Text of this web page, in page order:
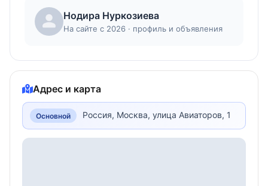
Нодира Нуркозиева
На сайте с 2026 · профиль и объявления
Адрес и карта
Основной Россия, Москва, улица Авиаторов, 1